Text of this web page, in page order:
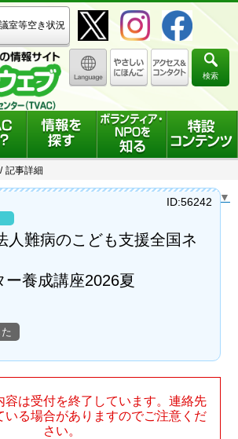
室等空き状況
検索
記事詳細
Select Language ▼
人難病のこども支援全国ネ
ー養成講座2026夏
ID:56242
は受付を終了しています。連絡先
いる場合がありますのでご注意くだ
さい。